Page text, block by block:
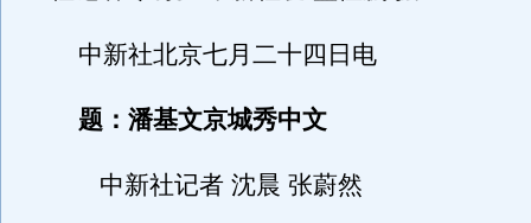
中新社北京七月二十四日电
题：潘基文京城秀中文
中新社记者 沈晨 张蔚然